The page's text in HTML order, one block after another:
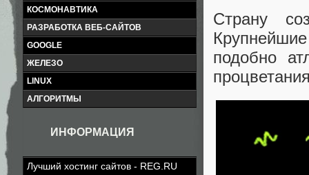
КОСМОНАВТИКА
РАЗРАБОТКА ВЕБ-САЙТОВ
GOOGLE
ЖЕЛЕЗО
LINUX
АЛГОРИТМЫ
ИНФОРМАЦИЯ
Лучший хостинг сайтов - REG.RU
Страну
Крупнейшие
подобно